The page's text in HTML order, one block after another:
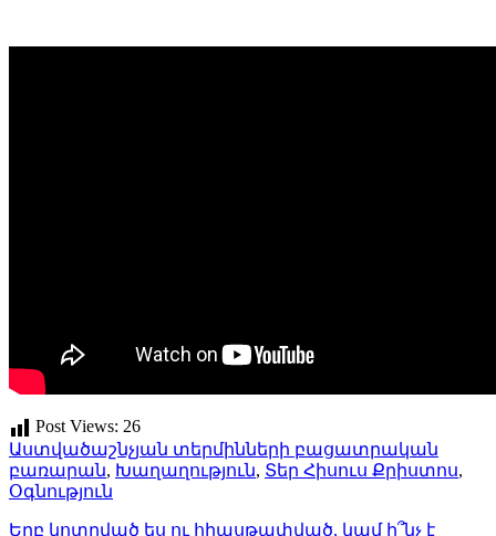
Post Views: 26
Աստվածաշնչյան տերմինների բացատրական
բառարան, Խաղաղություն, Տեր Հիսուս Քրիստոս,
Օգնություն
Երբ կոտրված ես ու հիասթափված, կամ ի՞նչ է